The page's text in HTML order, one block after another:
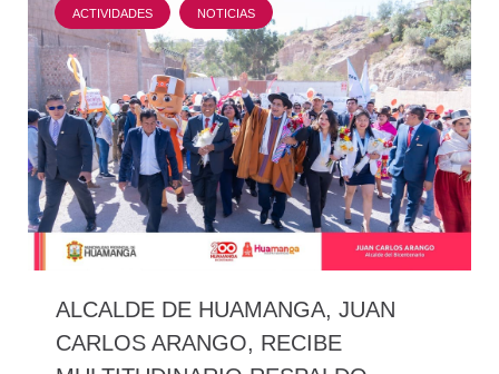
ceremonia del techado del primer nivel de la
construcción…
ACTIVIDADES NOTICIAS
ALCALDE DE HUAMANGA, JUAN
CARLOS ARANGO, RECIBE